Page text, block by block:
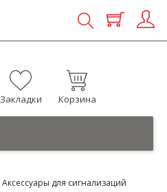
Закладки Корзина
Аксессуары для сигнализаций